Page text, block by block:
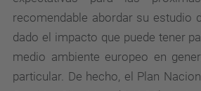
recomendable abordar su estudio
dado el impacto que puede tener
medio ambiente europeo en
particular. De hecho, el Plan